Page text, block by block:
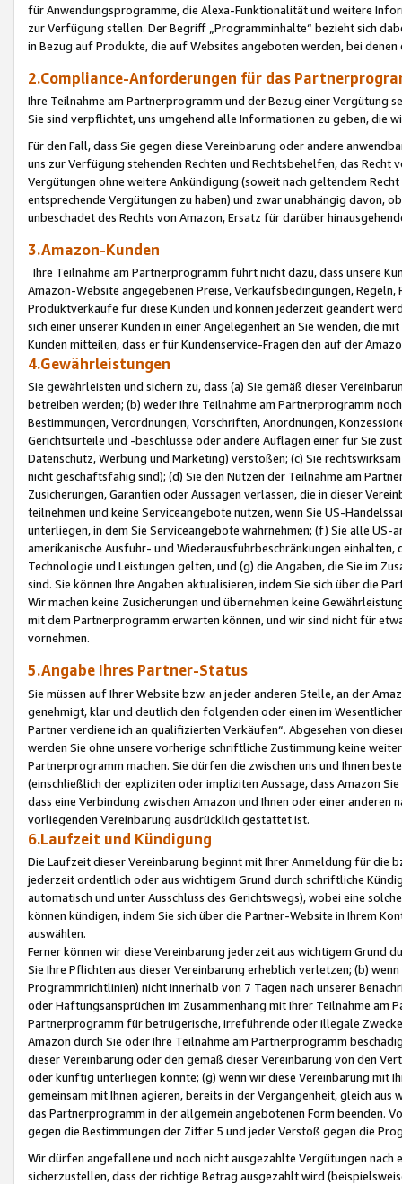
für Anwendungsprogramme, die Alexa-Funktionalität und weitere
zur Verfügung stellen. Der Begriff „Programminhalte“ bezieht sich
in Bezug auf Produkte, die auf Websites angeboten werden, bei
2.Compliance-Anforderungen für das
Ihre Teilnahme am Partnerprogramm und der Bezug einer Vergütung
Sie sind verpflichtet, uns umgehend alle Informationen zu geben, die
Für den Fall, dass Sie gegen diese Vereinbarung oder andere
uns zur Verfügung stehenden Rechten und Rechtsbehelfen, das
Vergütungen ohne weitere Ankündigung (soweit nach geltendem
entsprechende Vergütungen zu haben) und zwar unabhängig davon,
unbeschadet des Rechts von Amazon, Ersatz für darüber
3.Amazon-Kunden
Ihre Teilnahme am Partnerprogramm führt nicht dazu, dass unsere
Amazon-Website angegebenen Preise, Verkaufsbedingungen,
Produktverkäufe für diese Kunden und können jederzeit geändert
sich einer unserer Kunden in einer Angelegenheit an Sie wenden, die
Kunden mitteilen, dass er für Kundenservice-Fragen den auf der
4.Gewährleistungen
Sie gewährleisten und sichern zu, dass (a) Sie gemäß dieser
betreiben werden; (b) weder Ihre Teilnahme am Partnerprogramm
Bestimmungen, Verordnungen, Vorschriften, Anordnungen,
Gerichtsurteile und -beschlüsse oder andere Auflagen einer für Sie
Datenschutz, Werbung und Marketing) verstoßen; (c) Sie
nicht geschäftsfähig sind); (d) Sie den Nutzen der Teilnahme am
Zusicherungen, Garantien oder Aussagen verlassen, die in dieser
teilnehmen und keine Serviceangebote nutzen, wenn Sie US-
unterliegen, in dem Sie Serviceangebote wahrnehmen; (f) Sie alle
amerikanische Ausfuhr- und Wiederausfuhrbeschränkungen
Technologie und Leistungen gelten, und (g) die Angaben, die Sie im
sind. Sie können Ihre Angaben aktualisieren, indem Sie sich über die
Wir machen keine Zusicherungen und übernehmen keine
mit dem Partnerprogramm erwarten können, und wir sind nicht für
vornehmen.
5.Angabe Ihres Partner-Status
Sie müssen auf Ihrer Website bzw. an jeder anderen Stelle, an der
genehmigt, klar und deutlich den folgenden oder einen im
Partner verdiene ich an qualifizierten Verkäufen“. Abgesehen von
werden Sie ohne unsere vorherige schriftliche Zustimmung keine
Partnerprogramm machen. Sie dürfen die zwischen uns und Ihnen
(einschließlich der expliziten oder impliziten Aussage, dass Amazon
dass eine Verbindung zwischen Amazon und Ihnen oder einer
vorliegenden Vereinbarung ausdrücklich gestattet ist.
6.Laufzeit und Kündigung
Die Laufzeit dieser Vereinbarung beginnt mit Ihrer Anmeldung für die
jederzeit ordentlich oder aus wichtigem Grund durch schriftliche
automatisch und unter Ausschluss des Gerichtswegs), wobei eine
können kündigen, indem Sie sich über die Partner-Website in Ihrem
auswählen.
Ferner können wir diese Vereinbarung jederzeit aus wichtigem Grund
Sie Ihre Pflichten aus dieser Vereinbarung erheblich verletzen; (b)
Programmrichtlinien) nicht innerhalb von 7 Tagen nach unserer
oder Haftungsansprüchen im Zusammenhang mit Ihrer Teilnahme am
Partnerprogramm für betrügerische, irreführende oder illegale
Amazon durch Sie oder Ihre Teilnahme am Partnerprogramm
dieser Vereinbarung oder den gemäß dieser Vereinbarung von den
oder künftig unterliegen könnte; (g) wenn wir diese Vereinbarung mit
gemeinsam mit Ihnen agieren, bereits in der Vergangenheit, gleich
das Partnerprogramm in der allgemein angebotenen Form beenden.
gegen die Bestimmungen der Ziffer 5 und jeder Verstoß gegen die
Wir dürfen angefallene und noch nicht ausgezahlte Vergütungen
sicherzustellen, dass der richtige Betrag ausgezahlt wird